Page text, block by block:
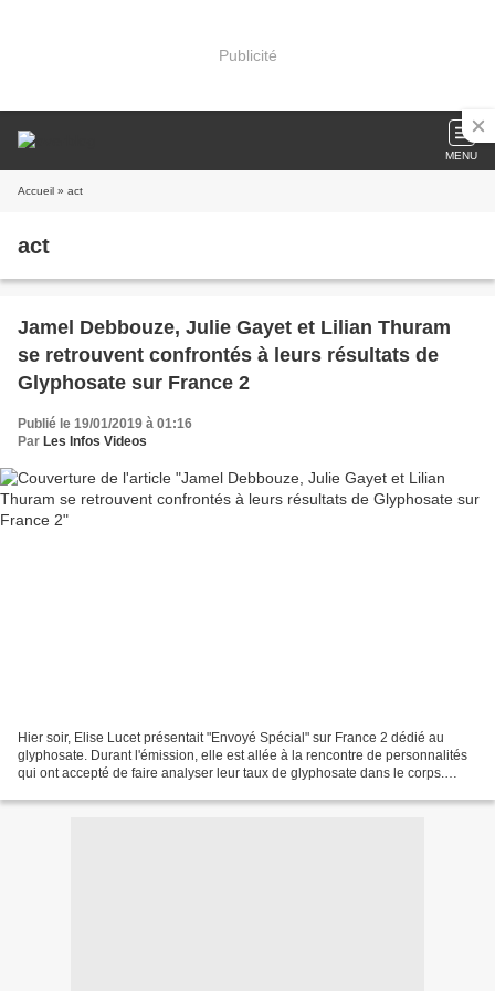
Publicité
MENU
Accueil » act
act
Jamel Debbouze, Julie Gayet et Lilian Thuram
se retrouvent confrontés à leurs résultats de
Glyphosate sur France 2
Publié le 19/01/2019 à 01:16
Par Les Infos Videos
Hier soir, Elise Lucet présentait "Envoyé Spécial" sur France 2 dédié au
glyphosate. Durant l'émission, elle est allée à la rencontre de personnalités
qui ont accepté de faire analyser leur taux de glyphosate dans le corps.